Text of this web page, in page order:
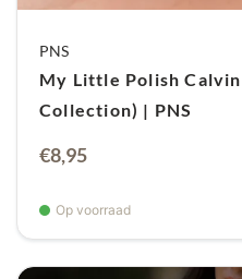
PNS
My Little Polish
Collection) | PNS
€8,95
Op voorraad